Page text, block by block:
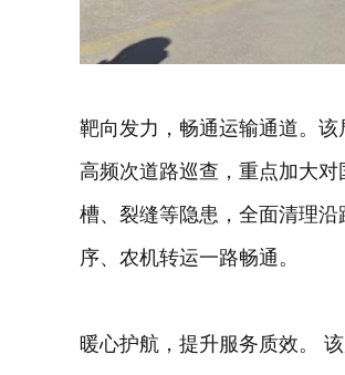
靶向发力，畅通运输通道。该
高频次道路巡查，重点加大
槽、裂缝等隐患，全面清理
序、农机转运一路畅通。
暖心护航，提升服务质效。